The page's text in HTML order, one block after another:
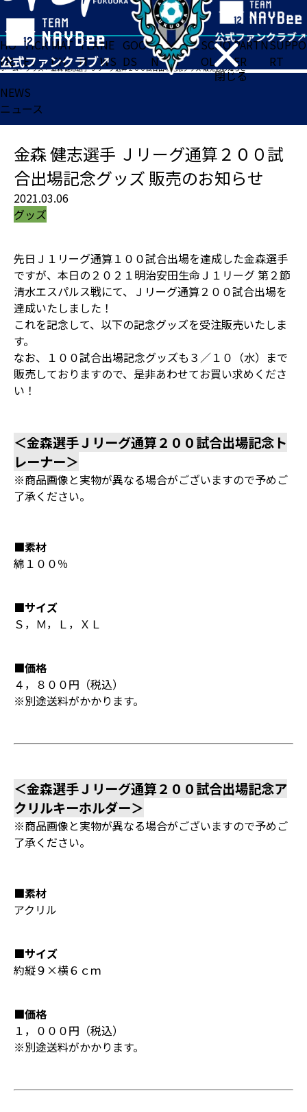
閉じる
HO
ME
TICK
ET
MAT
CH
TEA
M
NE
WS
GOO
DS
FA
N
ACADE
MY
SCHO
OL
PARTN
ER
SUPPO
RT
ホーム>グッズ>金森 健志選手 Ｊリーグ通算２００試合出場記念グッズ 販売のお知らせ
NEWS
ニュース
金森 健志選手 Ｊリーグ通算２００試
合出場記念グッズ 販売のお知らせ
2021.03.06
グッズ
先日Ｊ１リーグ通算１００試合出場を達成した金森選手
ですが、本日の２０２１明治安田生命Ｊ１リーグ 第２節
清水エスパルス戦にて、Ｊリーグ通算２００試合出場を
達成いたしました！
これを記念して、以下の記念グッズを受注販売いたしま
す。
なお、１００試合出場記念グッズも３／１０（水）まで
販売しておりますので、是非あわせてお買い求めくださ
い！
＜金森選手Ｊリーグ通算２００試合出場記念ト
レーナー＞
※商品画像と実物が異なる場合がございますので予めご
了承ください。
■素材
綿１００％
■サイズ
Ｓ，Ｍ，Ｌ，ＸＬ
■価格
４，８００円（税込）
※別途送料がかかります。
＜金森選手Ｊリーグ通算２００試合出場記念ア
クリルキーホルダー＞
※商品画像と実物が異なる場合がございますので予めご
了承ください。
■素材
アクリル
■サイズ
約縦９×横６ｃｍ
■価格
１，０００円（税込）
※別途送料がかかります。